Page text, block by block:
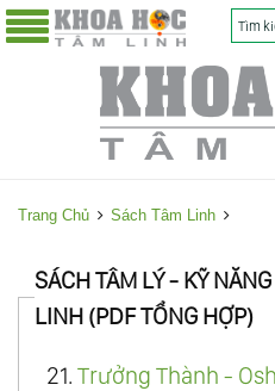
Trang Chủ Sách Tâm Linh
SÁCH TÂM LÝ - KỸ
LINH (PDF TỔNG HỢP)
21. Trưởng Thành -